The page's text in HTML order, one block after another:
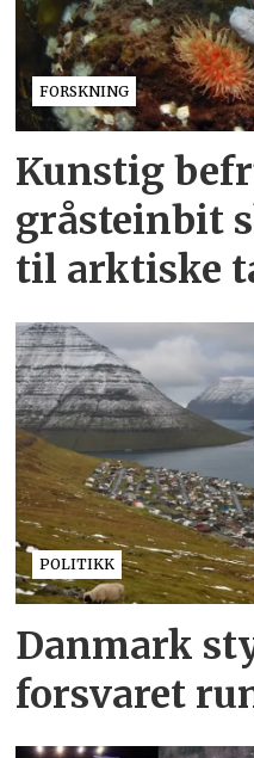
FORSKNING
Kunstig
gråsteinbit
til arktiske
POLITIKK
Danmark
forsvaret